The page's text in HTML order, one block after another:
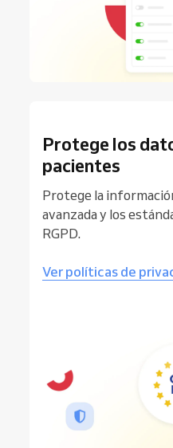
Protege los
pacientes
Protege la
avanzada y los
RGPD.
Ver políticas de